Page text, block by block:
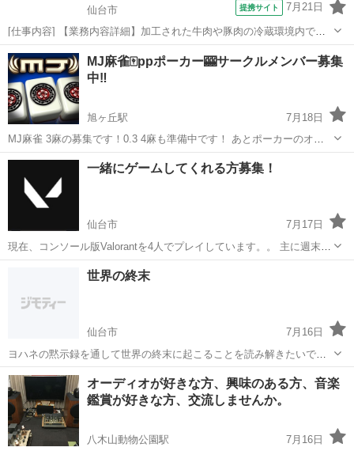
仙台市
提携サイト 7月21日
[仕事内容] 【業務内容詳細】加工された牛肉や豚肉の冷蔵環境内で移
動、 運搬作業です。 トラックへの積み込み作業もあります。 滑車が
ついているので、 加工されたお肉を押します。 また高圧洗浄機、 清
掃作業もあります。 【取扱...
宮城 仙台市 工場
MJ麻雀🀄ppポーカー🎰サークルメンバー募集
中‼️
旭ヶ丘駅
7月18日
MJ麻雀 3麻の募集です！0.3 4麻も準備中です！ あとポーカーのオン
ラインも募集中😁 是非是非参加お願い致します🙇‍♀️✨️
宮城 仙台市 旭ヶ丘駅 その他 ポーカー
一緒にゲームしてくれる方募集！
仙台市
7月17日
現在、コンソール版Valorantを4人でプレイしています。。 主に週末の
夜や休日前の夜に活動しています。 共に楽しく遊べる方を募集してい
下手は問...
仙台市 その他
世界の終末
仙台市
7月16日
ヨハネの黙示録を通して世界の終末に起こることを読み解きたいで
す。 ZOOMにてよろしくお願いします。 宗教勧誘や金銭的要求はござ
いません。
宮城 仙台市 その他 世界
オーディオが好きな方、興味のある方、音楽
鑑賞が好きな方、交流しませんか。
八木山動物公園駅
7月16日